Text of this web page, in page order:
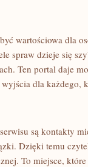
wartościowa dla
spraw dzieje się
Ten portal daje
dla
są kontakty
Dzięki temu
To miejsce,